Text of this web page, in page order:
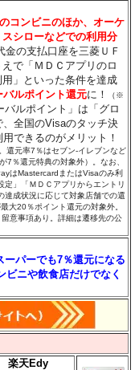
コンビニのほか、オーケ
シローなどでの利用分
金の支払口座を三菱ＵＦ
で「ＭＤＣアプリのロ
」といった条件を達成
バルポイント還元に！
（※
ルポイント」は「グロ
全国のVisaのタッチ決
できるのがメリット！
元率7％はセブン‐イレブンなど
7％還元特典の対象外）。なお、
はMastercardまたはVisaのみ利
」「ＭＤＣアプリからエントリ
達成状況に応じて対象店舗での還
大20％ポイント還元の対象外。
意事項あり。詳細は遷移先の公
ーパーでも7％還元になる
ビニや飲食店だけでなく
楽天Edy